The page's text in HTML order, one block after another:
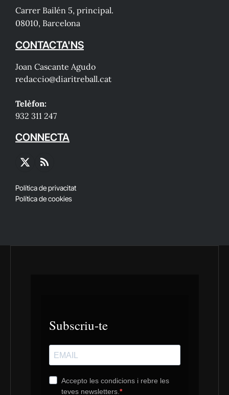
Carrer Bailén 5, principal.
08010, Barcelona
CONTACTA'NS
Joan Cascante Agudo
redaccio@diaritreball.cat
Telèfon:
932 311 247
CONNECTA
X
RSS
Política de privacitat
Política de cookies